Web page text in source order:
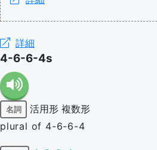
詳細
4-6-6-4s
名詞 活用形 複数形
plural of 4-6-6-4